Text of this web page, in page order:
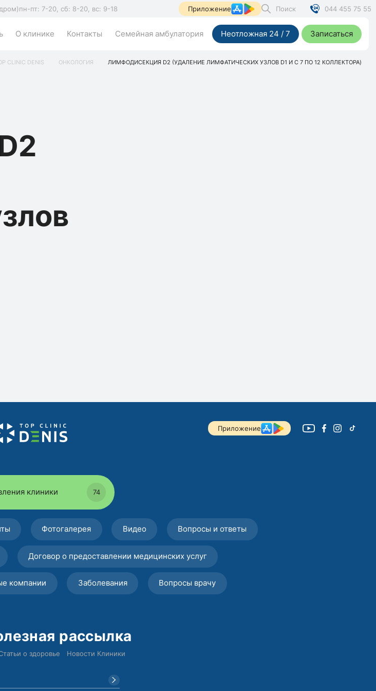
пн-пт: 7-20, сб: 8-20, вс: 9-18 Приложение Поиск 044 455 75 55
О клинике Контакты Семейная амбулатория Неотложная 24 / 7 Записаться
CLINIC DENIS ОНКОЛОГИЯ ЛИМФОДИСЕКЦИЯ D2 (УДАЛЕНИЕ ЛИМФАТИЧЕСКИХ УЗЛОВ D1 И С 7 ПО 12 КОЛЛЕКТОРА)
Приложение
клиники 74
Фотогалерея Видео Вопросы и ответы
Договор о предоставлении медицинских услуг
компании Заболевания Вопросы врачу
рассылка
о здоровье Новости Клиники